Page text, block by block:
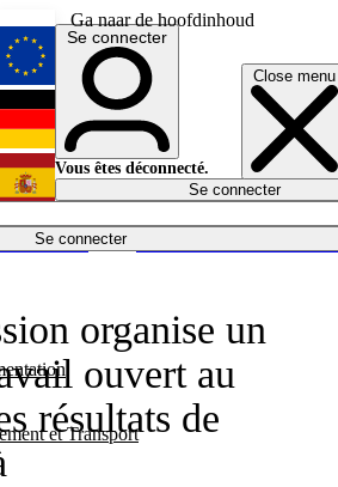
Ga naar de hoofdinhoud
Close menu
Se connecter
et Transport
Économie
English
Deutsch
Español
Se connecter
Vous êtes déconnecté.
Se connecter
organise un
ouvert au
résultats de